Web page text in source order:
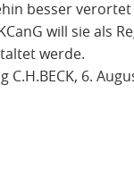
besser
will sie als
werde.
6.